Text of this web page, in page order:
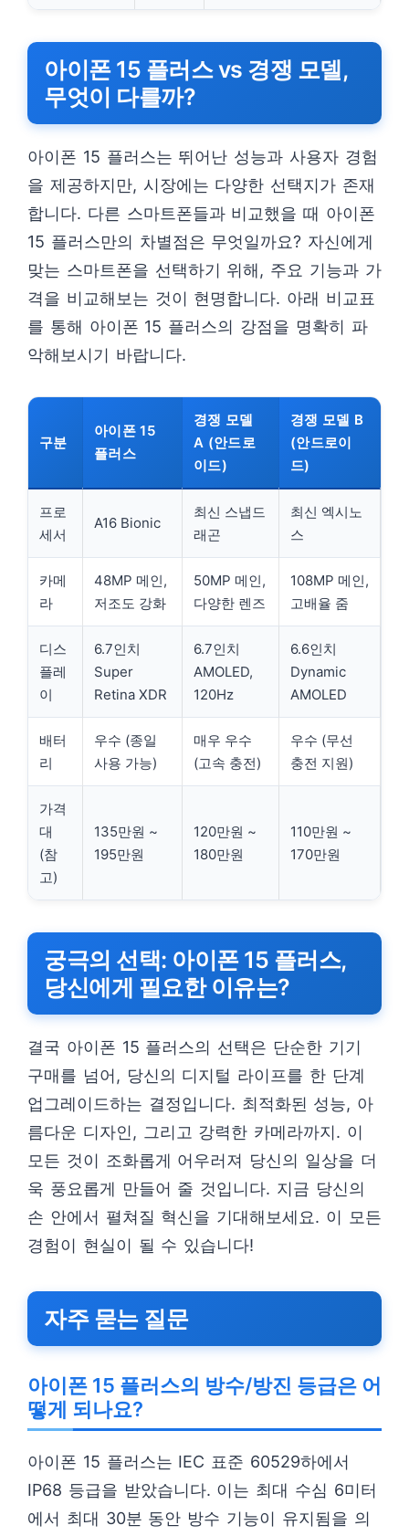
아이폰 15 플러스 vs 경쟁 모델,
무엇이 다를까?
아이폰 15 플러스는 뛰어난 성능과 사용자 경험
을 제공하지만, 시장에는 다양한 선택지가 존재
합니다. 다른 스마트폰들과 비교했을 때 아이폰
15 플러스만의 차별점은 무엇일까요? 자신에게
맞는 스마트폰을 선택하기 위해, 주요 기능과 가
격을 비교해보는 것이 현명합니다. 아래 비교표
를 통해 아이폰 15 플러스의 강점을 명확히 파
악해보시기 바랍니다.
구분
아이폰 15
플러스
경쟁 모델
A (안드로
이드)
경쟁 모델 B
(안드로이
드)
프로
세서
A16 Bionic
최신 스냅드
래곤
최신 엑시노
스
카메
라
48MP 메인,
저조도 강화
50MP 메인,
다양한 렌즈
108MP 메인,
고배율 줌
디스
플레
이
6.7인치
Super
Retina XDR
6.7인치
AMOLED,
120Hz
6.6인치
Dynamic
AMOLED
배터
리
우수 (종일
사용 가능)
매우 우수
(고속 충전)
우수 (무선
충전 지원)
가격
대
(참
고)
135만원 ~
195만원
120만원 ~
180만원
110만원 ~
170만원
궁극의 선택: 아이폰 15 플러스,
당신에게 필요한 이유는?
결국 아이폰 15 플러스의 선택은 단순한 기기
구매를 넘어, 당신의 디지털 라이프를 한 단계
업그레이드하는 결정입니다. 최적화된 성능, 아
름다운 디자인, 그리고 강력한 카메라까지. 이
모든 것이 조화롭게 어우러져 당신의 일상을 더
욱 풍요롭게 만들어 줄 것입니다. 지금 당신의
손 안에서 펼쳐질 혁신을 기대해보세요. 이 모든
경험이 현실이 될 수 있습니다!
자주 묻는 질문
아이폰 15 플러스의 방수/방진 등급은 어
떻게 되나요?
아이폰 15 플러스는 IEC 표준 60529하에서
IP68 등급을 받았습니다. 이는 최대 수심 6미터
에서 최대 30분 동안 방수 기능이 유지됨을 의